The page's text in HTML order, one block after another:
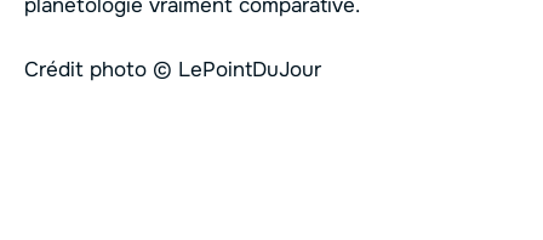
planétologie vraiment comparative.
Crédit photo © LePointDuJour